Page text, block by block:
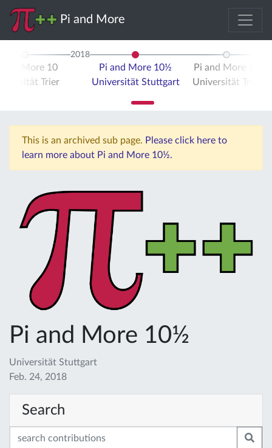
Pi and More
and More 10
Trier
2018
Pi and More 10½
Universität Stuttgart
Pi and More 11
Universität Trier
This is an archived sub page. Please click here to
learn more about Pi and More 10½.
Pi and More 10½
Universität Stuttgart
Feb. 24, 2018
Search